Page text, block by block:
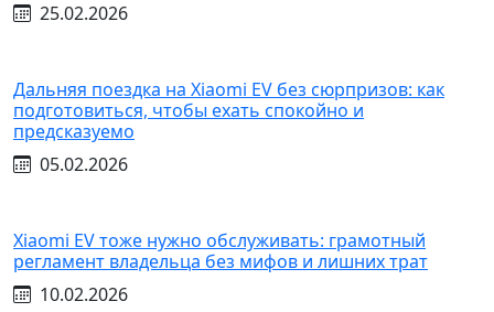
25.02.2026
Дальняя поездка на Xiaomi EV без сюрпризов: как
подготовиться, чтобы ехать спокойно и
предсказуемо
05.02.2026
Xiaomi EV тоже нужно обслуживать: грамотный
регламент владельца без мифов и лишних трат
10.02.2026